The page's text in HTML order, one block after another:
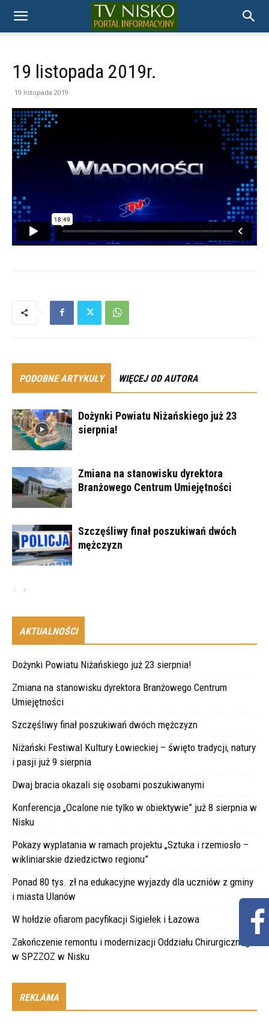
TELEWIZJA
NISKO
19 listopada 2019r.
19 listopada 2019
PODOBNE ARTYKUŁY WIĘCEJ OD AUTORA
Dożynki Powiatu Niżańskiego już 23
sierpnia!
Zmiana na stanowisku dyrektora
Branżowego Centrum Umiejętności
Szczęśliwy finał poszukiwań dwóch
mężczyzn
AKTUALNOŚCI
Dożynki Powiatu Niżańskiego już 23 sierpnia!
Zmiana na stanowisku dyrektora Branżowego Centrum
Umiejętności
Szczęśliwy finał poszukiwań dwóch mężczyzn
Niżański Festiwal Kultury Łowieckiej – święto tradycji, natury
i pasji już 9 sierpnia
Dwaj bracia okazali się osobami poszukiwanymi
Konferencja „Ocalone nie tylko w obiektywie” już 8 sierpnia w
Nisku
Pokazy wyplatania w ramach projektu „Sztuka i rzemiosło –
wikliniarskie dziedzictwo regionu”
Ponad 80 tys. zł na edukacyjne wyjazdy dla uczniów z gminy
i miasta Ulanów
W hołdzie ofiarom pacyfikacji Sigiełek i Łazowa
Zakończenie remontu i modernizacji Oddziału Chirurgicznego
w SPZZOZ w Nisku
REKLAMA